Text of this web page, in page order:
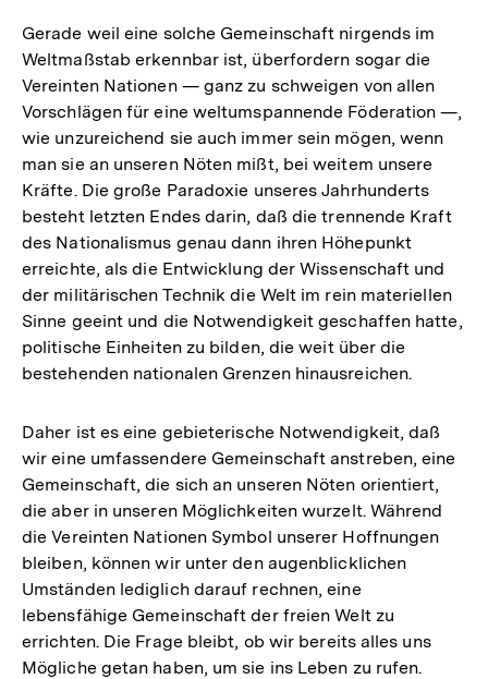
Gerade weil eine solche Gemeinschaft nirgends im
Weltmaßstab erkennbar ist, überfordern sogar die
Vereinten Nationen — ganz zu schweigen von allen
Vorschlägen für eine weltumspannende Föderation —,
wie unzureichend sie auch immer sein mögen, wenn
man sie an unseren Nöten mißt, bei weitem unsere
Kräfte. Die große Paradoxie unseres Jahrhunderts
besteht letzten Endes darin, daß die trennende Kraft
des Nationalismus genau dann ihren Höhepunkt
erreichte, als die Entwicklung der Wissenschaft und
der militärischen Technik die Welt im rein materiellen
Sinne geeint und die Notwendigkeit geschaffen hatte,
politische Einheiten zu bilden, die weit über die
bestehenden nationalen Grenzen hinausreichen.
Daher ist es eine gebieterische Notwendigkeit, daß
wir eine umfassendere Gemeinschaft anstreben, eine
Gemeinschaft, die sich an unseren Nöten orientiert,
die aber in unseren Möglichkeiten wurzelt. Während
die Vereinten Nationen Symbol unserer Hoffnungen
bleiben, können wir unter den augenblicklichen
Umständen lediglich darauf rechnen, eine
lebensfähige Gemeinschaft der freien Welt zu
errichten. Die Frage bleibt, ob wir bereits alles uns
Mögliche getan haben, um sie ins Leben zu rufen.